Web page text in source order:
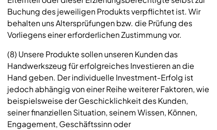
Buchung des jeweiligen Produkts verpflichtet ist. Wir
behalten uns Altersprüfungen bzw. die Prüfung des
Vorliegens einer erforderlichen Zustimmung vor.
(8) Unsere Produkte sollen unseren Kunden das
Handwerkszeug für erfolgreiches Investieren an die
Hand geben. Der individuelle Investment-Erfolg ist
jedoch abhängig von einer Reihe weiterer Faktoren, wie
beispielsweise der Geschicklichkeit des Kunden,
seiner finanziellen Situation, seinem Wissen, Können,
Engagement, Geschäftssinn oder